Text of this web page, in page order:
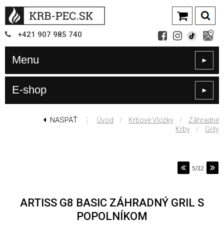
+421 907 985 740
Menu ►
E-shop ►
NASPÄŤ ⋮ Úvod / Krbové Vložky /
Záhradné
Krby
/ Grily
5/32
ARTISS G8 BASIC ZÁHRADNÝ GRIL S
POPOLNÍKOM